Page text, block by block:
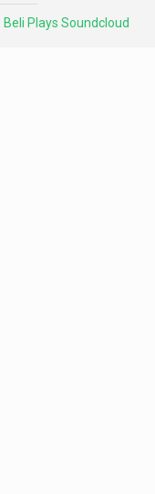
Beli Plays Soundcloud